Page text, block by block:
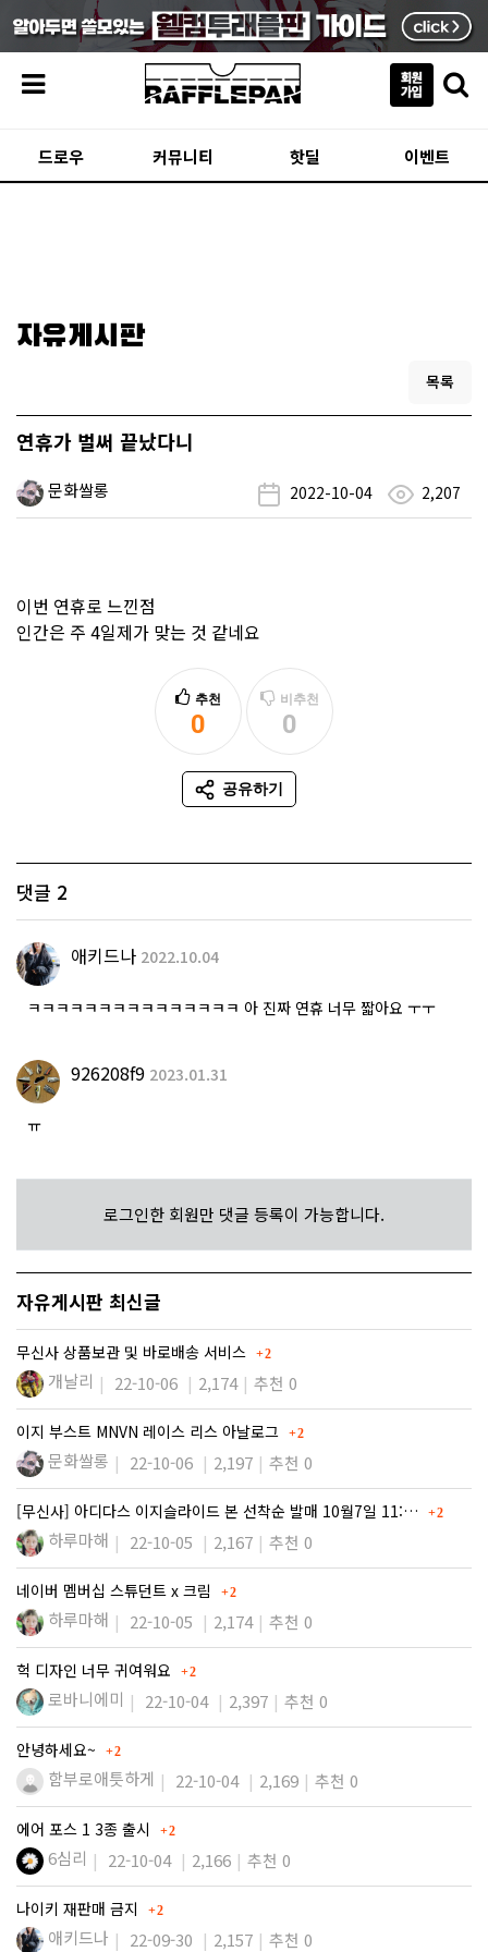
드로우 커뮤니티 핫딜 이벤트
자유게시판
목록
연휴가 벌써 끝났다니
문화쌀롱 2022-10-04 2,207
이번 연휴로 느낀점
인간은 주 4일제가 맞는 것 같네요
추천
0
추천
비추천
0
비추천
공유하기
SNS 공유
댓글 2
애키드나 2022.10.04
ㅋㅋㅋㅋㅋㅋㅋㅋㅋㅋㅋㅋㅋㅋㅋ 아 진짜 연휴 너무 짧아요 ㅜㅜ
926208f9 2023.01.31
ㅠ
로그인한 회원만 댓글 등록이 가능합니다.
자유게시판 최신글
무신사 상품보관 및 바로배송 서비스 댓글
2
개날리 22-10-06 2,174 추천 0
이지 부스트 MNVN 레이스 리스 아날로그 댓글
2
문화쌀롱 22-10-06 2,197 추천 0
[무신사] 아디다스 이지슬라이드 본 선착순 발매 10월7일 11:… 댓글
2
하루마해 22-10-05 2,167 추천 0
네이버 멤버십 스튜던트 x 크림 댓글
2
하루마해 22-10-05 2,174 추천 0
헉 디자인 너무 귀여워요 댓글
2
로바니에미 22-10-04 2,397 추천 0
안녕하세요~ 댓글
2
함부로애틋하게 22-10-04 2,169 추천 0
에어 포스 1 3종 출시 댓글
2
6심리 22-10-04 2,166 추천 0
나이키 재판매 금지 댓글
2
애키드나 22-09-30 2,157 추천 0